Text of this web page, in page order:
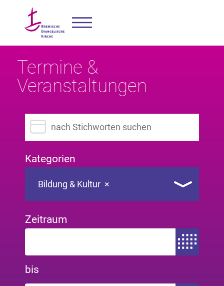
Termine &
Veranstaltungen
Suchbegriff eingeben
Kategorien
×
Bildung & Kultur
Zeitraum
Zeitraum von
bis